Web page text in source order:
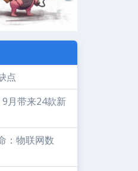
点
9月带来24款新
：物联网数